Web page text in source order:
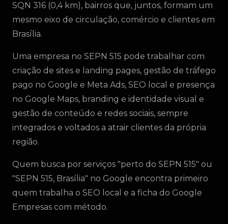
SQN 316 (0,4 km), bairros que, juntos, formam um
mesmo eixo de circulação, comércio e clientes em
Brasília.
Uma empresa no SEPN 515 pode trabalhar com
criação de sites e landing pages, gestão de tráfego
pago no Google e Meta Ads, SEO local e presença
no Google Maps, branding e identidade visual e
gestão de conteúdo e redes sociais, sempre
integrados e voltados a atrair clientes da própria
região.
Quem busca por serviços "perto do SEPN 515" ou
"SEPN 515, Brasília" no Google encontra primeiro
quem trabalha o SEO local e a ficha do Google
Empresas com método.